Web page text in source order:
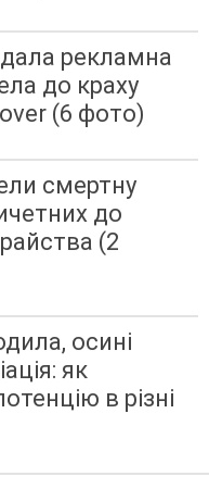
рекламна
до краху
(6 фото)
смертну
до
(2
осині
як
в різні